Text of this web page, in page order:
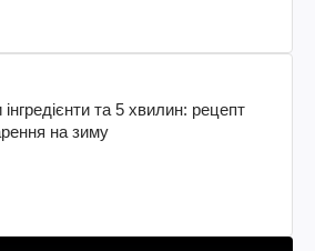
та 5 хвилин: рецепт
на зиму